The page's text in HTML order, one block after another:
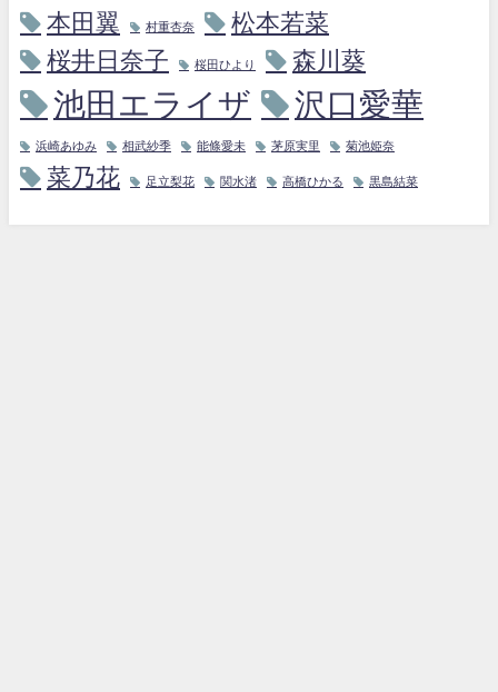
本田翼 村重杏奈
松本若菜
桜井日奈子
桜田ひより 森川葵
池田エライザ 沢口愛華
浜崎あゆみ 相武紗季 能條愛未 茅原実里 菊池姫奈
菜乃花 足立梨花 関水渚 高橋ひかる 黒島結菜